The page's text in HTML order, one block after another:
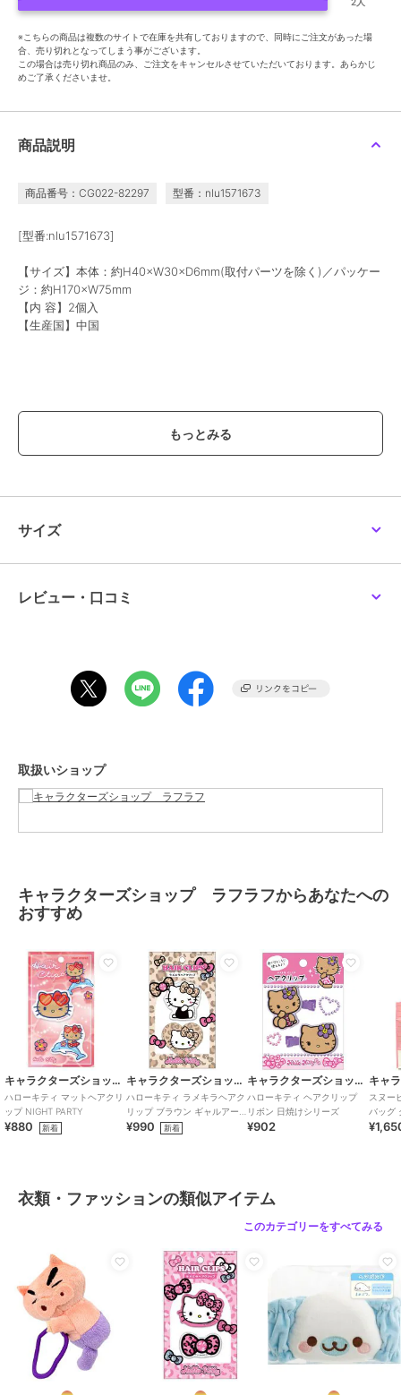
※こちらの商品は複数のサイトで在庫を共有しておりますので、同時にご注文があった場
合、売り切れとなってしまう事がございます。
この場合は売り切れ商品のみ、ご注文をキャンセルさせていただいております。あらかじ
めご了承くださいませ。
商品説明
商品番号：CG022-82297 型番：nlu1571673
[型番:nlu1571673]
【サイズ】本体：約H40×W30×D6mm(取付パーツを除く)／パッケー
ジ：約H170×W75mm
【内 容】2個入
【生産国】中国
【価格改定のお知らせ】
こちらの商品は価格改定を実施させていただきます。
お届けする商品についているタグが旧価格の場合がございますが
※画像はあくまでも商品イメージになります。
実際の商品と色や仕様が異なる場合がありますので、予め御了承くだ
この商品は、不良品のみ返品を承ります
ショップ
キャラクターズショップ ラフラ
フ
すべての衣類・ファッション
メンズ
カラー ＊＊
サイズ
サイズ
レビュー・口コミ
取扱いショップ
キャラクターズショップ ラフラフからあなたへの
おすすめ
キャラクターズショップ ラフラフ
ハローキティ マットヘアクリ
ップ NIGHT PARTY
¥880 新着
キャラクターズショップ ラフラフ
ハローキティ ラメキラヘアク
リップ ブラウン ギャルアー
ト
¥990 新着
キャラクターズショップ ラフラフ
ハローキティ ヘアクリップ
リボン 日焼けシリーズ
¥902
スヌー
バッグ
チコレ
衣類・ファッションの類似アイテム
このカテゴリーをすべてみる